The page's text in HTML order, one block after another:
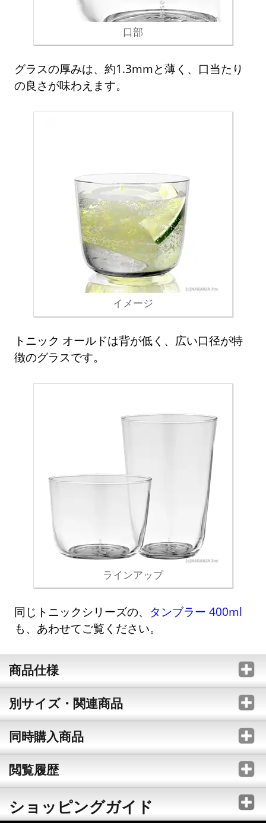
口部
グラスの厚みは、約1.3mmと薄く、口当たり
の良さが味わえます。
イメージ
トニック オールドは背が低く、広い口径が特
徴のグラスです。
ラインアップ
同じトニックシリーズの、 タンブラー 400ml
も、あわせてご覧ください。
商品仕様
別サイズ・関連商品
同時購入商品
閲覧履歴
ショッピングガイド